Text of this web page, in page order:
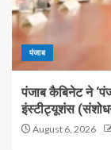
पंजाब
पंजाब कैबिनेट ने
इंस्टीट्यूशंस
August 6, 2026